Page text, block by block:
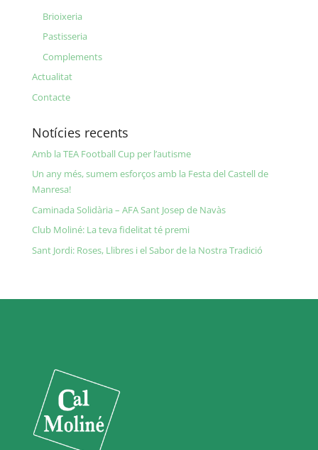
Brioixeria
Pastisseria
Complements
Actualitat
Contacte
Notícies recents
Amb la TEA Football Cup per l’autisme
Un any més, sumem esforços amb la Festa del Castell de
Manresa!
Caminada Solidària – AFA Sant Josep de Navàs
Club Moliné: La teva fidelitat té premi
Sant Jordi: Roses, Llibres i el Sabor de la Nostra Tradició